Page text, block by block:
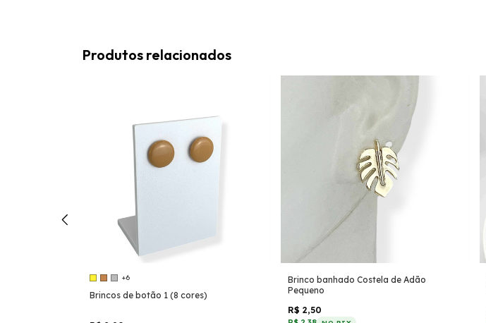
Produtos relacionados
+6
Brincos de botão 1 (8 cores)
Brinco banhado Costela de Adão
Pequeno
R$ 2,50